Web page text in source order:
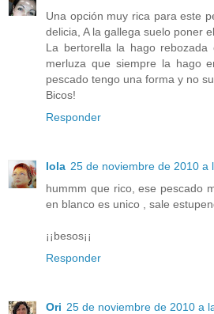
Una opción muy rica para este
delicia, A la gallega suelo poner
La bertorella la hago rebozada
merluza que siempre la hago
pescado tengo una forma y no
Bicos!
Responder
lola 25 de noviembre de 2010 a
hummm que rico, ese pescado
en blanco es unico , sale
¡¡besos¡¡
Responder
Ori 25 de noviembre de 2010 a